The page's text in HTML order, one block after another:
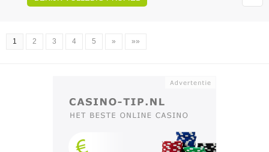
1 2 3 4 5 » »»